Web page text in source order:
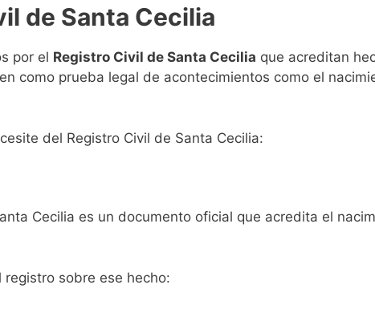
de Santa Cecilia
por el Registro Civil de Santa Cecilia que acreditan
como prueba legal de acontecimientos como el
del Registro Civil de Santa Cecilia:
Cecilia es un documento oficial que acredita el
sobre ese hecho: